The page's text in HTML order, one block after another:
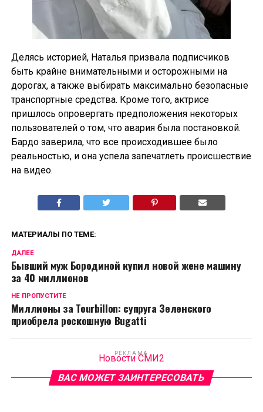
Делясь историей, Наталья призвала подписчиков
быть крайне внимательными и осторожными на
дорогах, а также выбирать максимально безопасные
транспортные средства. Кроме того, актрисе
пришлось опровергать предположения некоторых
пользователей о том, что авария была постановкой.
Бардо заверила, что все происходившее было
реальностью, и она успела запечатлеть происшествие
на видео.
МАТЕРИАЛЫ ПО ТЕМЕ:
ДАЛЕЕ
Бывший муж Бородиной купил новой жене машину
за 40 миллионов
НЕ ПРОПУСТИТЕ
Миллионы за Tourbillon: cупруга Зеленского
приобрела роскошную Bugatti
РЕКЛАМА
Новости СМИ2
ВАС МОЖЕТ ЗАИНТЕРЕСОВАТЬ